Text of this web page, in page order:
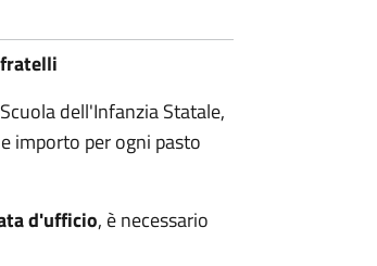
dell'Infanzia Statale,
importo per ogni pasto
d'ufficio, è necessario